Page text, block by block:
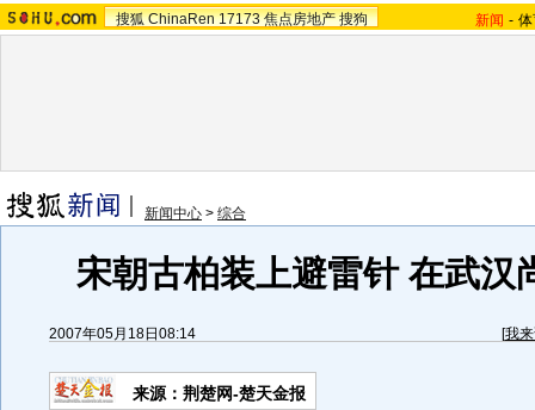
搜狐 ChinaRen 17173 焦点房地产 搜狗 新闻 -
新闻中心 > 综合
宋朝古柏装上避雷针 在武汉
2007年05月18日08:14 [我
来源：荆楚网-楚天金报